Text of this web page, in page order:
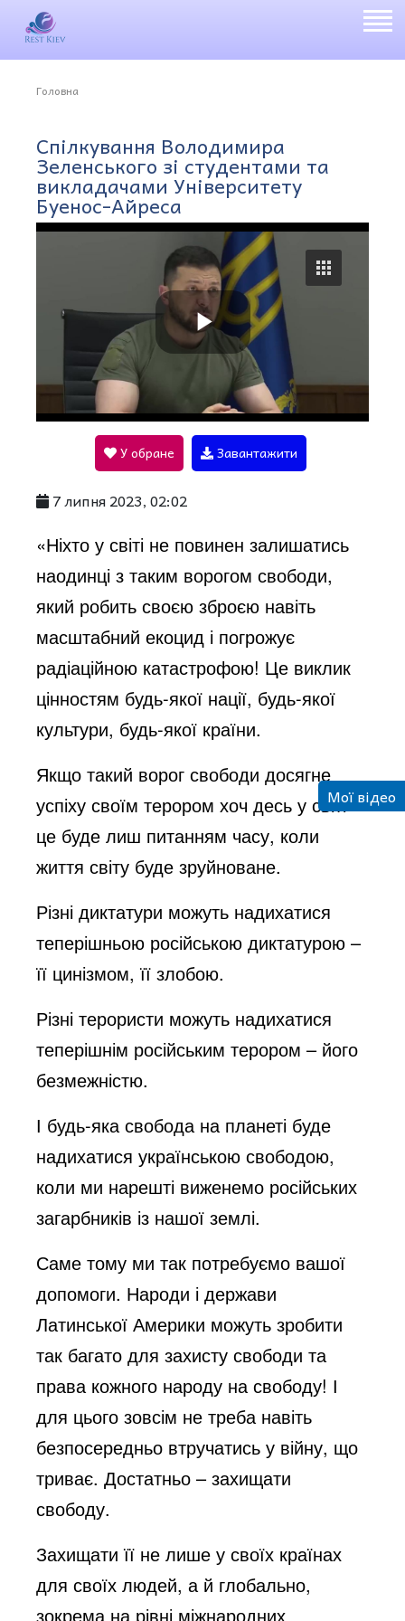
Головна
Спілкування Володимира
Зеленського зі студентами та
викладачами Університету
Буенос-Айреса
P
l
a
y
V
i
d
e
o
У обране Завантажити
7 липня 2023, 02:02
«Ніхто у світі не повинен залишатись
наодинці з таким ворогом свободи,
який робить своєю зброєю навіть
масштабний екоцид і погрожує
радіаційною катастрофою! Це виклик
цінностям будь-якої нації, будь-якої
культури, будь-якої країни.
Якщо такий ворог свободи досягне
успіху своїм терором хоч десь у світі –
це буде лиш питанням часу, коли
життя світу буде зруйноване.
Різні диктатури можуть надихатися
теперішньою російською диктатурою –
її цинізмом, її злобою.
Різні терористи можуть надихатися
теперішнім російським терором – його
безмежністю.
І будь-яка свобода на планеті буде
надихатися українською свободою,
коли ми нарешті виженемо російських
загарбників із нашої землі.
Саме тому ми так потребуємо вашої
допомоги. Народи і держави
Латинської Америки можуть зробити
так багато для захисту свободи та
права кожного народу на свободу! І
для цього зовсім не треба навіть
безпосередньо втручатись у війну, що
триває. Достатньо – захищати
свободу.
Захищати її не лише у своїх країнах
для своїх людей, а й глобально,
зокрема на рівні міжнародних
Мої відео